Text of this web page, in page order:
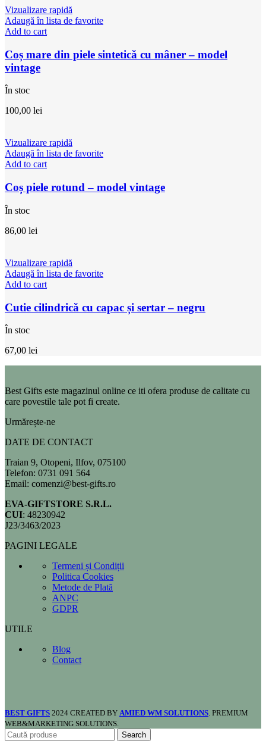
Vizualizare rapidă
Adaugă în lista de favorite
Add to cart
Coș mare din piele sintetică cu mâner – model
vintage
În stoc
100,00 lei
Vizualizare rapidă
Adaugă în lista de favorite
Add to cart
Coș piele rotund – model vintage
În stoc
86,00 lei
Vizualizare rapidă
Adaugă în lista de favorite
Add to cart
Cutie cilindrică cu capac și sertar – negru
În stoc
67,00 lei
Best Gifts este magazinul online ce iti ofera produse de calitate cu
care povestile tale pot fi create.
Urmărește-ne
DATE DE CONTACT
Traian 9, Otopeni, Ilfov, 075100
Telefon: 0731 091 564
Email: comenzi@best-gifts.ro
EVA-GIFTSTORE S.R.L.
CUI: 48230942
J23/3463/2023
PAGINI LEGALE
Termeni și Condiții
Politica Cookies
Metode de Plată
ANPC
GDPR
UTILE
Blog
Contact
BEST GIFTS 2024 CREATED BY AMIED WM SOLUTIONS. PREMIUM
WEB&MARKETING SOLUTIONS.
Search